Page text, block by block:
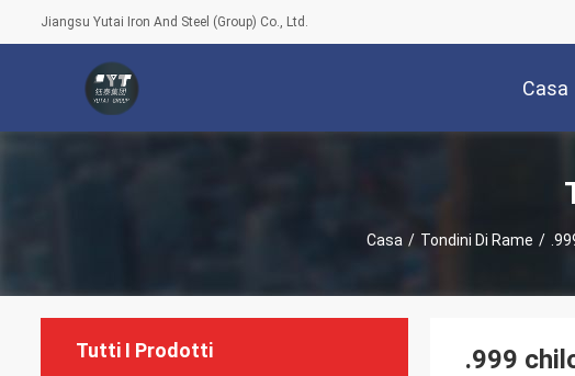
Jiangsu Yutai Iron And Steel (Group) Co., Ltd.
Casa
Casa / Tondini Di Rame /
Tutti I Prodotti .999